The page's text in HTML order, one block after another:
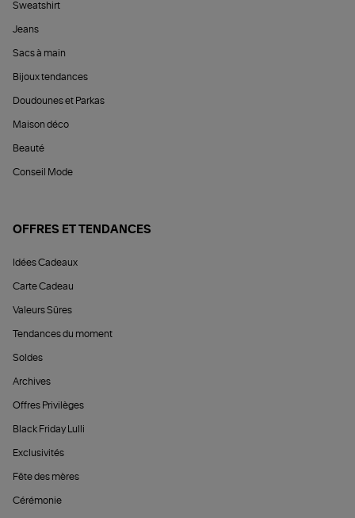
Sweatshirt
Jeans
Sacs à main
Bijoux tendances
Doudounes et Parkas
Maison déco
Beauté
Conseil Mode
OFFRES ET TENDANCES
Idées Cadeaux
Carte Cadeau
Valeurs Sûres
Tendances du moment
Soldes
Archives
Offres Privilèges
Black Friday Lulli
Exclusivités
Fête des mères
Cérémonie